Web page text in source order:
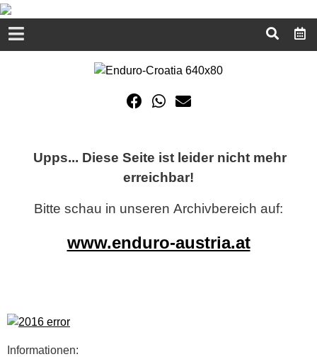
Upps... Diese Seite ist leider nicht mehr
erreichbar!
Bitte schau in unseren Archivbereich auf:
www.enduro-austria.at
Informationen: